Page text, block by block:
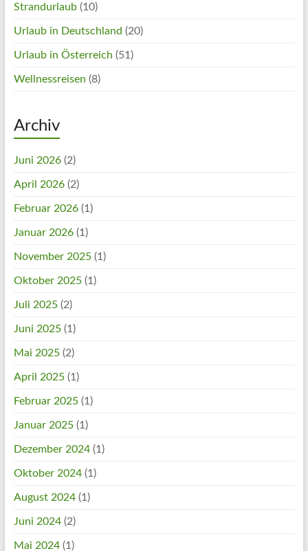
Strandurlaub(10)
Urlaub in Deutschland (20)
Urlaub in Österreich (51)
Wellnessreisen (8)
Archiv
Juni 2026(2)
April 2026(2)
Februar 2026(1)
Januar 2026(1)
November 2025(1)
Oktober 2025(1)
Juli 2025(2)
Juni 2025(1)
Mai 2025(2)
April 2025(1)
Februar 2025(1)
Januar 2025(1)
Dezember 2024(1)
Oktober 2024(1)
August 2024(1)
Juni 2024(2)
Mai 2024(1)